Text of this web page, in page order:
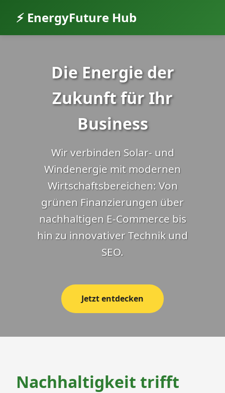
⚡ EnergyFuture Hub
Die Energie der
Zukunft für Ihr
Business
Wir verbinden Solar- und
Windenergie mit modernen
Wirtschaftsbereichen: Von
grünen Finanzierungen über
nachhaltigen E-Commerce bis
hin zu innovativer Technik und
SEO.
Jetzt entdecken
Nachhaltigkeit trifft